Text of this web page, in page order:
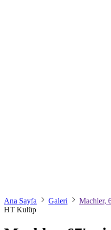
Ana Sayfa Galeri
Machler,
HT Kulüp